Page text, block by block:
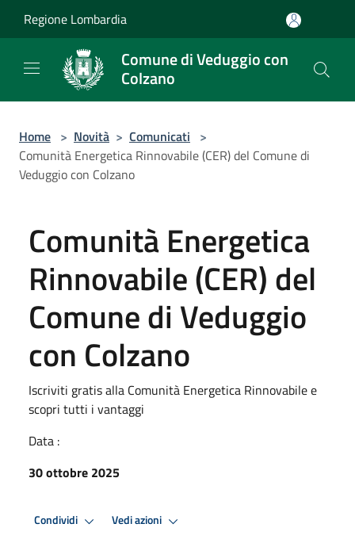
Regione Lombardia
Comune di Veduggio con
Colzano
Home > Novità > Comunicati >
Comunità Energetica Rinnovabile (CER) del Comune di
Veduggio con Colzano
Comunità Energetica
Rinnovabile (CER) del
Comune di Veduggio
con Colzano
Iscriviti gratis alla Comunità Energetica Rinnovabile e
scopri tutti i vantaggi
Data :
30 ottobre 2025
Condividi Vedi azioni